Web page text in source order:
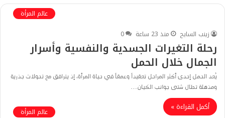
عالم المرأة
زينب السايح
منذ 23 ساعة 0
​رحلة التغيرات الجسدية والنفسية وأسرار
الجمال خلال الحمل
يُعد الحمل إحدى أكثر المراحل تعقيداً وعمقاً في حياة المرأة، إذ يترافق مع تحولات جذرية
ومذهلة تطال شتى جوانب الكيان…
أكمل القراءة »
عالم المرأة